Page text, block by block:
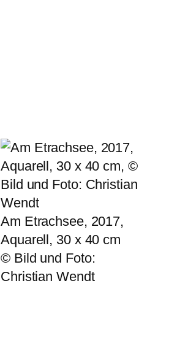
Am Etrachsee, 2017,
Aquarell, 30 x 40 cm
© Bild und Foto:
Christian Wendt